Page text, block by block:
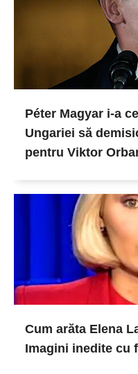
Péter Magyar i-a
Ungariei să
pentru Viktor
Cum arăta Elena
Imagini inedite cu